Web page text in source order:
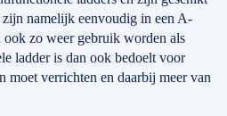
namelijk eenvoudig in een A-
ook zo weer gebruik worden als
ladder is dan ook bedoelt voor
moet verrichten en daarbij meer van